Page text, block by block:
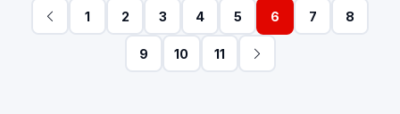
1 2 3 4 5 6 7 8
9 10 11